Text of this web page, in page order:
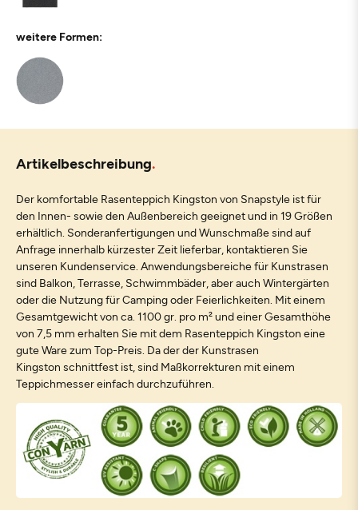
weitere Formen:
Artikelbeschreibung
Der komfortable Rasenteppich Kingston von Snapstyle ist für
den Innen- sowie den Außenbereich geeignet und in 19 Größen
erhältlich. Sonderanfertigungen und Wunschmaße sind auf
Anfrage innerhalb kürzester Zeit lieferbar, kontaktieren Sie
unseren Kundenservice. Anwendungsbereiche für Kunstrasen
sind Balkon, Terrasse, Schwimmbäder, aber auch Wintergärten
oder die Nutzung für Camping oder Feierlichkeiten. Mit einem
Gesamtgewicht von ca. 1100 gr. pro m² und einer Gesamthöhe
von 7,5 mm erhalten Sie mit dem Rasenteppich Kingston eine
gute Ware zum Top-Preis. Da der der Kunstrasen
Kingston schnittfest ist, sind Maßkorrekturen mit einem
Teppichmesser einfach durchzuführen.